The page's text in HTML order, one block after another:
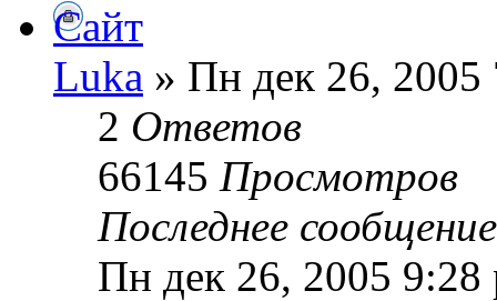
Сайт
Luka » Пн дек 26, 2005
2 Ответов
66145 Просмотров
Последнее
Пн дек 26, 2005 9:28